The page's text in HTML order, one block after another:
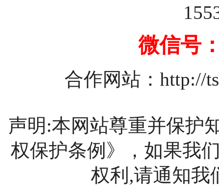
微信号
合作网站： http://
声明:本网站尊重并保护
权保护条例》，如果我
权利,请通知我